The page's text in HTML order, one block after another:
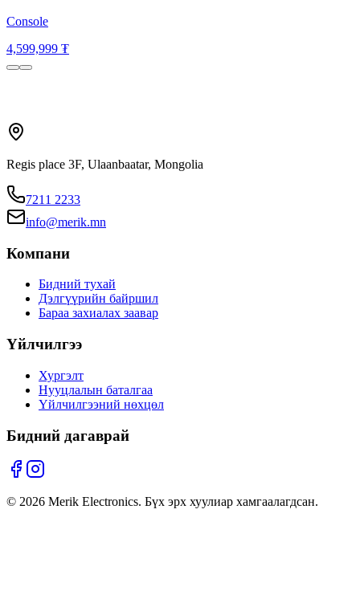
Console
4,599,999 ₮
Regis place 3F, Ulaanbaatar, Mongolia
7211 2233
info@merik.mn
Компани
Бидний тухай
Дэлгүүрийн байршил
Бараа захиалах заавар
Үйлчилгээ
Хургэлт
Нууцлалын баталгаа
Үйлчилгээний нөхцөл
Бидний дагаврай
© 2026 Merik Electronics. Бүх эрх хуулиар хамгаалагдсан.